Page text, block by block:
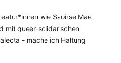
wie Saoirse Mae
mit queer-solidarischen
- mache ich Haltung